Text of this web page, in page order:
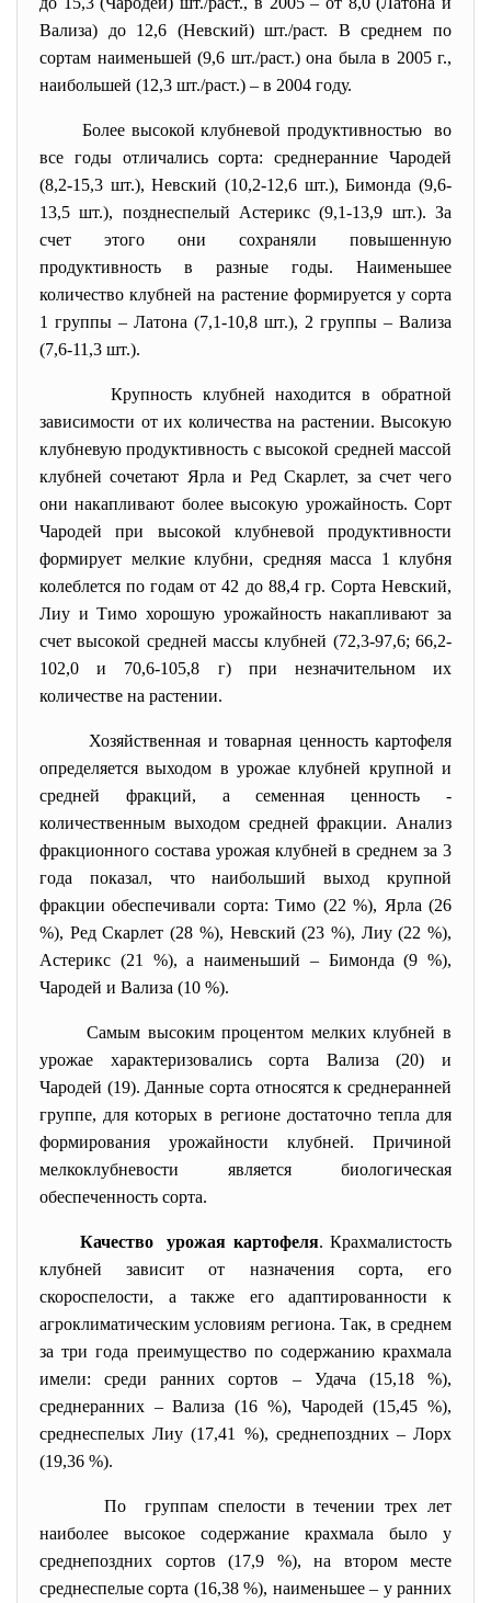
Вализа) до 12,6 (Невский) шт./раст. В среднем по
сортам наименьшей (9,6 шт./раст.) она была в 2005 г.,
наибольшей (12,3 шт./раст.) – в 2004 году.
Более высокой клубневой продуктивностью во
все годы отличались сорта: среднеранние Чародей
(8,2-15,3 шт.), Невский (10,2-12,6 шт.), Бимонда (9,6-
13,5 шт.), позднеспелый Астерикс (9,1-13,9 шт.). За
счет этого они сохраняли повышенную
продуктивность в разные годы. Наименьшее
количество клубней на растение формируется у сорта
1 группы – Латона (7,1-10,8 шт.), 2 группы – Вализа
(7,6-11,3 шт.).
Крупность клубней находится в обратной
зависимости от их количества на растении. Высокую
клубневую продуктивность с высокой средней массой
клубней сочетают Ярла и Ред Скарлет, за счет чего
они накапливают более высокую урожайность. Сорт
Чародей при высокой клубневой продуктивности
формирует мелкие клубни, средняя масса 1 клубня
колеблется по годам от 42 до 88,4 гр. Сорта Невский,
Лиу и Тимо хорошую урожайность накапливают за
счет высокой средней массы клубней (72,3-97,6; 66,2-
102,0 и 70,6-105,8 г) при незначительном их
количестве на растении.
Хозяйственная и товарная ценность картофеля
определяется выходом в урожае клубней крупной и
средней фракций, а семенная ценность -
количественным выходом средней фракции. Анализ
фракционного состава урожая клубней в среднем за 3
года показал, что наибольший выход крупной
фракции обеспечивали сорта: Тимо (22 %), Ярла (26
%), Ред Скарлет (28 %), Невский (23 %), Лиу (22 %),
Астерикс (21 %), а наименьший – Бимонда (9 %),
Чародей и Вализа (10 %).
Самым высоким процентом мелких клубней в
урожае характеризовались сорта Вализа (20) и
Чародей (19). Данные сорта относятся к среднеранней
группе, для которых в регионе достаточно тепла для
формирования урожайности клубней. Причиной
мелкоклубневости является биологическая
обеспеченность сорта.
Качество урожая картофеля. Крахмалистость
клубней зависит от назначения сорта, его
скороспелости, а также его адаптированности к
агроклиматическим условиям региона. Так, в среднем
за три года преимущество по содержанию крахмала
имели: среди ранних сортов – Удача (15,18 %),
среднеранних – Вализа (16 %), Чародей (15,45 %),
среднеспелых Лиу (17,41 %), среднепоздних – Лорх
(19,36 %).
По группам спелости в течении трех лет
наиболее высокое содержание крахмала было у
среднепоздних сортов (17,9 %), на втором месте
среднеспелые сорта (16,38 %), наименьшее – у ранних